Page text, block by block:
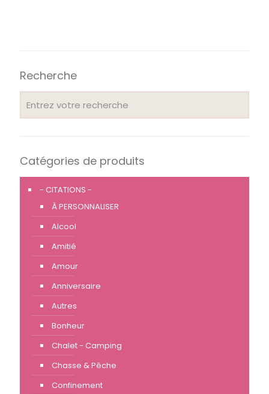
Recherche
Catégories de produits
- CITATIONS -
À PERSONNALISER
Alcool
Amitié
Amour
Anniversaire
Autres
Bonheur
Chalet - Camping
Chasse & Pêche
Confinement